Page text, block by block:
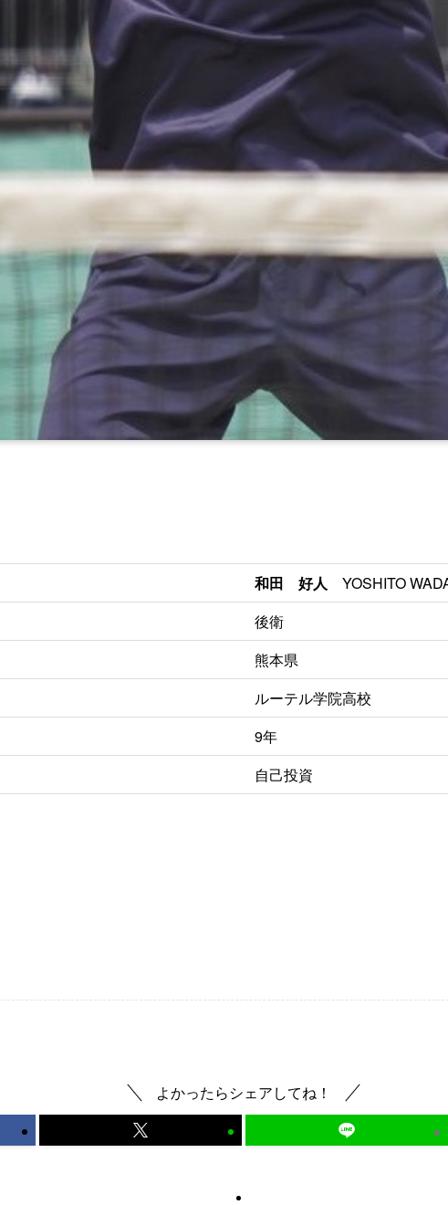
和田 好人 YOSHITO
後衛
熊本県
ルーテル学院高校
9年
自己投資
よかったらシェアしてね！